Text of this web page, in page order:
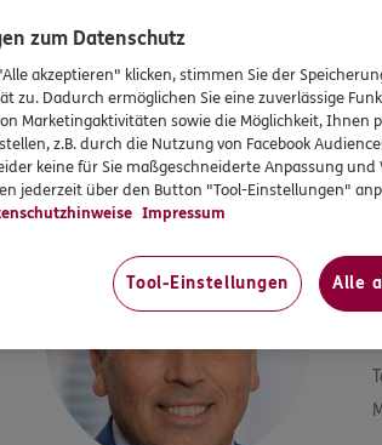
IN UND UM CALW FÜR
ERGO
zum Datenschutz
akzeptieren" klicken, stimmen Sie der
zu. Dadurch ermöglichen Sie eine zuverlässige
Marketingaktivitäten sowie die Möglichkeit,
z.B. durch die Nutzung von Facebook
keine für Sie maßgeschneiderte Anpassung
jederzeit über den Button "Tool-Einstellungen"
Impressum
Tool-Einstellungen Alle